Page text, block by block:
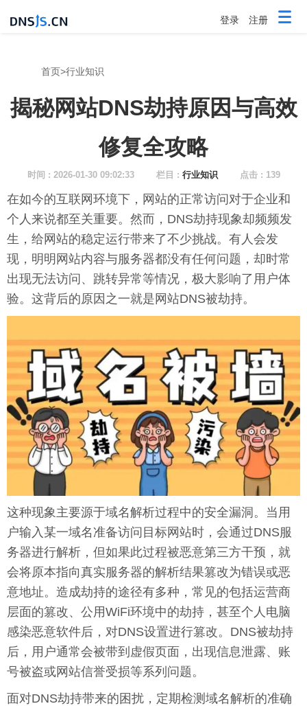
登录 注册
首页 >行业知识
揭秘网站DNS劫持原因与高效
修复全攻略
时间 : 2026-01-30 09:02:33 栏目 : 行业知识 点击 : 139
在如今的互联网环境下，网站的正常访问对于企业和
个人来说都至关重要。然而，DNS劫持现象却频频发
生，给网站的稳定运行带来了不少挑战。有人会发
现，明明网站内容与服务器都没有任何问题，却时常
出现无法访问、跳转异常等情况，极大影响了用户体
验。这背后的原因之一就是网站DNS被劫持。
这种现象主要源于域名解析过程中的安全漏洞。当用
户输入某一域名准备访问目标网站时，会通过DNS服
务器进行解析，但如果此过程被恶意第三方干预，就
会将原本指向真实服务器的解析结果篡改为错误或恶
意地址。造成劫持的途径有多种，常见的包括运营商
层面的篡改、公用WiFi环境中的劫持，甚至个人电脑
感染恶意软件后，对DNS设置进行篡改。DNS被劫持
后，用户通常会被带到虚假页面，出现信息泄露、账
号被盗或网站信誉受损等系列问题。
面对DNS劫持带来的困扰，定期检测域名解析的准确